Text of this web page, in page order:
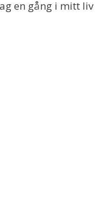
en gång i mitt liv